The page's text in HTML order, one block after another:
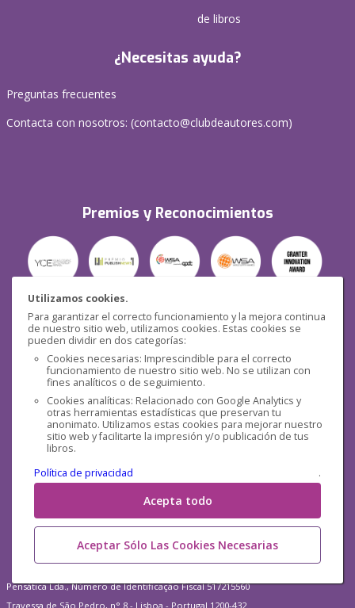
Utilizamos cookies.
Para garantizar el correcto funcionamiento y la mejora continua
de nuestro sitio web, utilizamos cookies. Estas cookies se
pueden dividir en dos categorías:
Cookies necesarias: Imprescindible para el correcto
funcionamiento de nuestro sitio web. No se utilizan con
fines analíticos o de seguimiento.
Cookies analíticas: Relacionado con Google Analytics y
otras herramientas estadísticas que preservan tu
anonimato. Utilizamos estas cookies para mejorar nuestro
sitio web y facilitarte la impresión y/o publicación de tus
libros.
Política de privacidad
.
Acepta todo
Aceptar Sólo Las Cookies Necesarias
de libros
¿Necesitas ayuda?
Preguntas frecuentes
Contacta con nosotros: (contacto@clubdeautores.com)
Premios y Reconocimientos
Seguridad
Redes sociales
Pensática Lda., Número de Identificação Fiscal 517215560
Travessa de São Pedro, n° 8 - Lisboa - Portugal 1200-432